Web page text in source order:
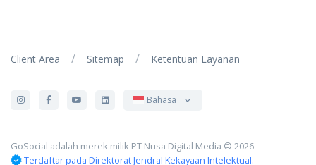
Client Area / Sitemap / Ketentuan Layanan
Bahasa
GoSocial adalah merek milik PT Nusa Digital Media © 2026
Terdaftar pada Direktorat Jendral Kekayaan Intelektual.